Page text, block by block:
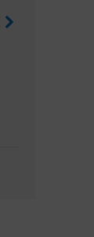
arrow-right